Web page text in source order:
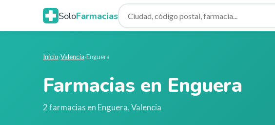
SoloFarmacias
Inicio›Valencia›Enguera
Farmacias en Enguera
2farmacias en Enguera,Valencia